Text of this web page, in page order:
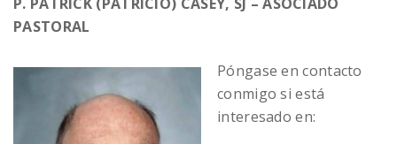
PASTORAL
Póngase en contacto
conmigo si está
interesado en: